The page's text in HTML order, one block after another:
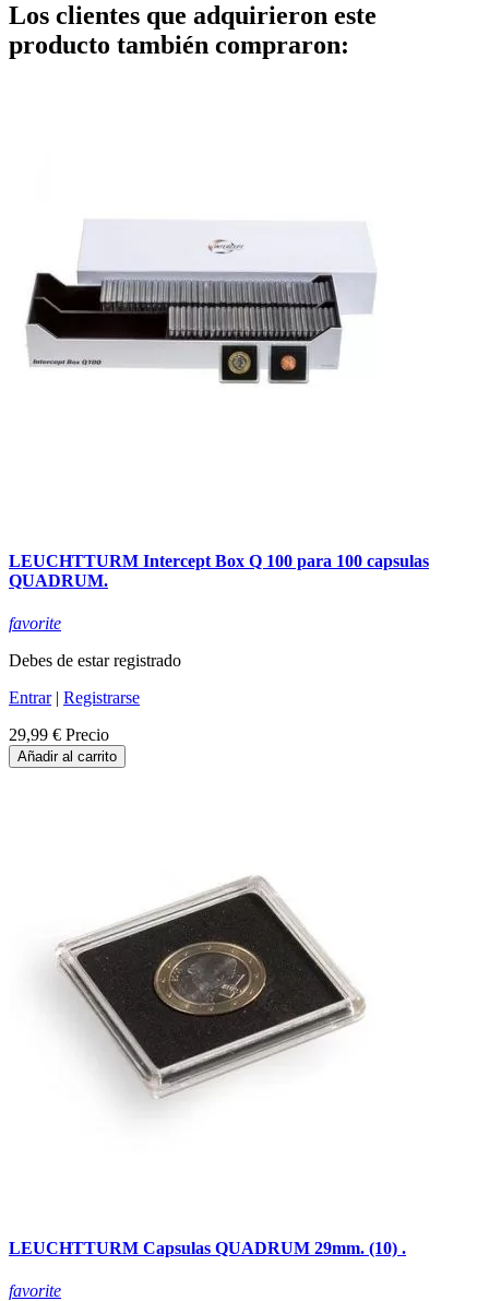
Los clientes que adquirieron este
producto también compraron:
LEUCHTTURM Intercept Box Q 100 para 100 capsulas
QUADRUM.
favorite
Debes de estar registrado
Entrar| Registrarse
29,99 € Precio
Añadir al carrito
LEUCHTTURM Capsulas QUADRUM 29mm. (10) .
favorite